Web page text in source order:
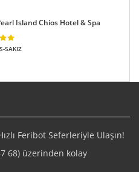
Island Chios Hotel & Spa
SAKIZ
Feribot Seferleriyle Ulaşın!
68) üzerinden kolay